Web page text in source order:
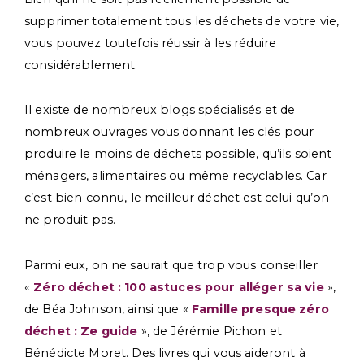
supprimer totalement tous les déchets de votre vie,
vous pouvez toutefois réussir à les réduire
considérablement.
Il existe de nombreux blogs spécialisés et de
nombreux ouvrages vous donnant les clés pour
produire le moins de déchets possible, qu’ils soient
ménagers, alimentaires ou même recyclables. Car
c’est bien connu, le meilleur déchet est celui qu’on
ne produit pas.
Parmi eux, on ne saurait que trop vous conseiller
« Zéro déchet : 100 astuces pour alléger sa vie»,
de Béa Johnson, ainsi que « Famille presque zéro
déchet : Ze guide », de Jérémie Pichon et
Bénédicte Moret. Des livres qui vous aideront à